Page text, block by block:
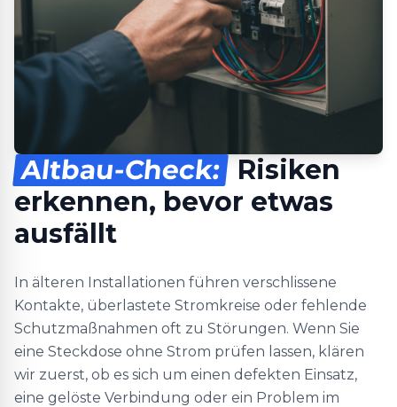
Altbau-Check: Risiken
erkennen, bevor etwas
ausfällt
In älteren Installationen führen verschlissene
Kontakte, überlastete Stromkreise oder fehlende
Schutzmaßnahmen oft zu Störungen. Wenn Sie
eine Steckdose ohne Strom prüfen lassen, klären
wir zuerst, ob es sich um einen defekten Einsatz,
eine gelöste Verbindung oder ein Problem im